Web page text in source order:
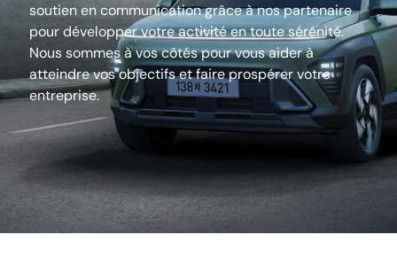
soutien en communication grâce à nos partenaire
pour développer votre activité en toute sérénité.
Nous sommes à vos côtés pour vous aider à
atteindre vos objectifs et faire prospérer votre
entreprise.